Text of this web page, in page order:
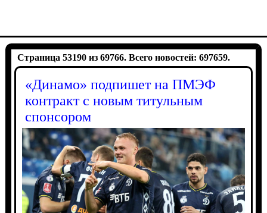
Страница 53190 из 69766. Всего новостей: 697659.
«Динамо» подпишет на ПМЭФ
контракт с новым титульным
спонсором